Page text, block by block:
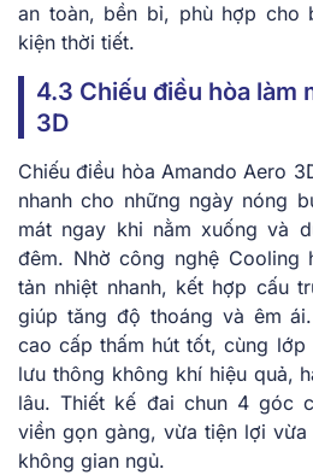
an toàn, bền bỉ, phù hợp cho
kiện thời tiết.
4.3 Chiếu điều hòa làm
3D
Chiếu điều hòa Amando Aero
nhanh cho những ngày nóng
mát ngay khi nằm xuống và
đêm. Nhờ công nghệ Cooling
tản nhiệt nhanh, kết hợp cấu
giúp tăng độ thoáng và êm
cao cấp thấm hút tốt, cùng
lưu thông không khí hiệu quả,
lâu. Thiết kế đai chun 4 góc
viền gọn gàng, vừa tiện lợi
không gian ngủ.